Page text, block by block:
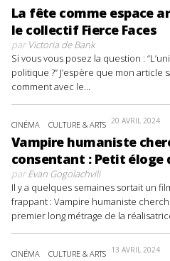
La fête comme espace
le collectif Fierce Faces
parVictoria de Bank
Si vous vous posez la question :
politique ?” J’espère que mon
comment avec le...
CINÉMA CULTURE & ARTS 20 AVRIL 2024
Vampire humaniste
consentant : Petit
parEvan Gogolachvili
Il y a quelques semaines sortait un
frappant : Vampire humaniste
premier long métrage de la
CINÉMA CULTURE & ARTS 13 AVRIL 2024